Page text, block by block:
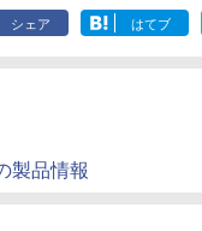
シェア はてブ
製品情報